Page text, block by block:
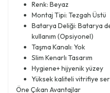
Renk: Beyaz
Montaj Tipi: Tezgah Üstü
Batarya Deliği: Batarya
kullanım (Opsiyonel)
Taşma Kanalı: Yok
Slim Kenarlı Tasarım
Hygiene+ hijyenik yüzey
Yüksek kaliteli vitrifiye
Öne Çıkan Avantajlar